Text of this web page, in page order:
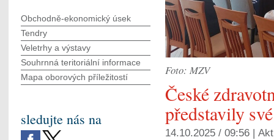
Foto: MZV
České
představily
14.10.2025 / 09:56 |
Obchodně-ekonomický úsek
Tendry
Veletrhy a výstavy
Souhrnná teritoriální informace
Mapa oborových příležitostí
sledujte nás na